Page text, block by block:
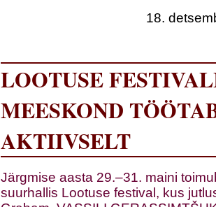
18.
LOOTUSE
MEESKOND
AKTIIVSELT
Järgmise aasta 29.–31. maini
suurhallis Lootuse festival, kus